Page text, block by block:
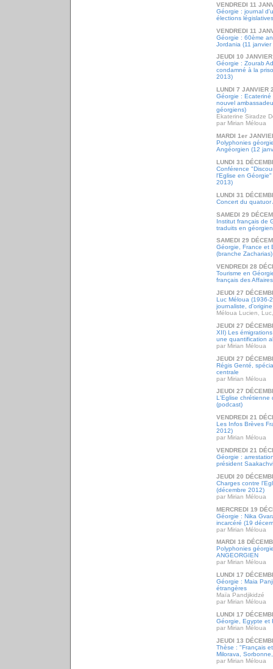
VENDREDI 11
Géorgie : journal
élections
VENDREDI 11
Géorgie : 60ème
Jordania (11 janvier
JEUDI 10
Géorgie : Zourab
condamné à la
2013)
LUNDI 7 JANVIER
Géorgie : Ecateriné
nouvel
géorgiens)
Ekaterine Siradze
par Mirian Méloua
MARDI 1er
Polyphonies
Angéorgien (12
LUNDI 31
Conférence
l'Eglise en
2013)
LUNDI 31
Concert du quatuor
SAMEDI 29
Institut français de
traduits en
SAMEDI 29
Géorgie, France et
(branche Zacharias)
VENDREDI 28
Tourisme en
français des
JEUDI 27
Luc Méloua (1936-
journaliste,
Méloua Lucien,
JEUDI 27
XII) Les
une quantification
par Mirian Méloua
JEUDI 27
Régis Genté,
centrale
par Mirian Méloua
JEUDI 27
L'Eglise chrétienne
(podcast)
VENDREDI 21
Les Infos Brèves
2012)
par Mirian Méloua
VENDREDI 21
Géorgie :
président
JEUDI 20
Charges contre
(décembre 2012)
par Mirian Méloua
MERCREDI 19
Géorgie : Nika
incarcéré (19
par Mirian Méloua
MARDI 18
Polyphonies
ANGEORGIEN
par Mirian Méloua
LUNDI 17
Géorgie : Maia
étrangères
Maïa Pandjikidzé
par Mirian Méloua
LUNDI 17
Géorgie, Egypte et
par Mirian Méloua
JEUDI 13
Thèse : "Français
Milorava,
par Mirian Méloua